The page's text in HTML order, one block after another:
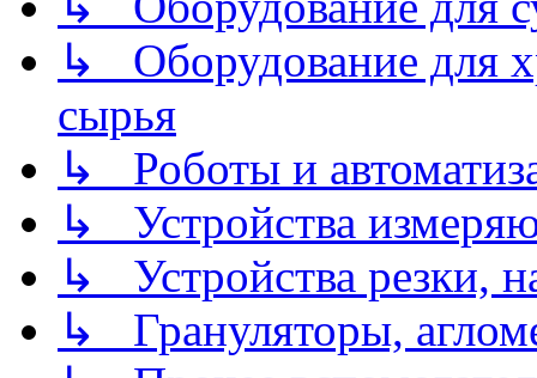
↳ Оборудование для
сырья
↳ Роботы и
↳ Устройства
↳ Устройства резки,
↳ Грануляторы,